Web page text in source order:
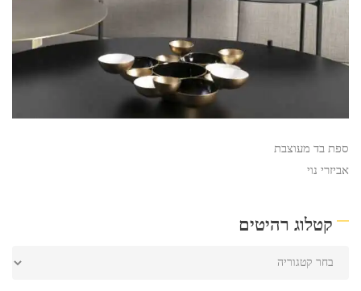
ספת בד מעוצבת
אביזרי נוי
קטלוג רהיטים